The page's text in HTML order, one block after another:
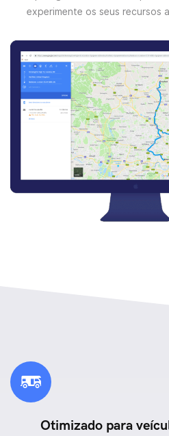
experimente os seus recursos
Otimizado para